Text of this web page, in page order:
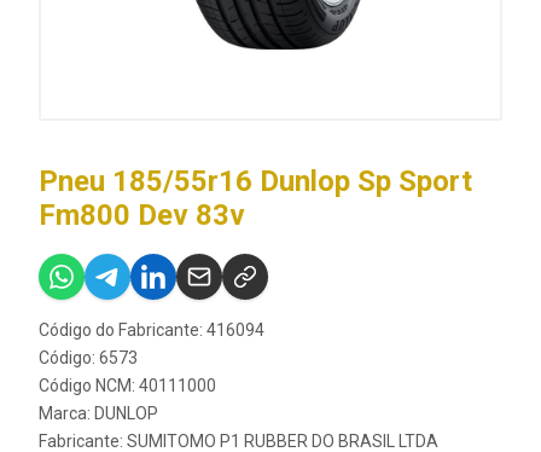
Pneu 185/55r16 Dunlop Sp Sport
Fm800 Dev 83v
Código do Fabricante: 416094
Código: 6573
Código NCM: 40111000
Marca: DUNLOP
Fabricante: SUMITOMO P1 RUBBER DO BRASIL LTDA